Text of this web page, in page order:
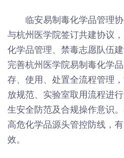
临安易制毒化学品管理
与杭州医学院签订共建协议
化学品管理、禁毒志愿队伍
完善杭州医学院易制毒化学
存、使用、处置全流程管理
放规范、实验室取用流程进
生安全防范及合规操作意识
高危化学品源头管控防线，
效。